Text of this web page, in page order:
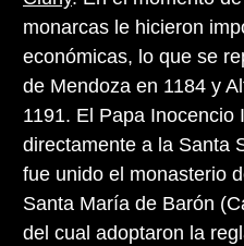
monarcas le hicieron
económicas, lo que se
de Mendoza en 1184 y
1191. El Papa Inocencio
directamente a la Santa
fue unido el monasterio
Santa María de Barón
del cual adoptaron la